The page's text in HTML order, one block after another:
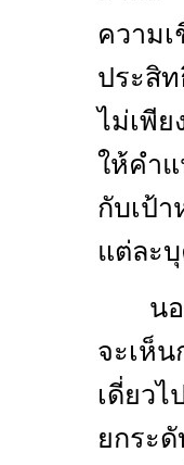
ความ
ประสิ
ไม่เพี
ให้คำ
กับเป้
แต่ละ
น
จะเห็
เดี่ยว
ยกระ